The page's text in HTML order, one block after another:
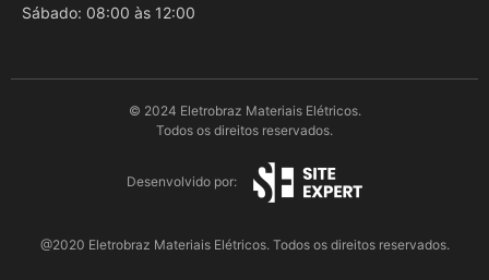
Sábado: 08:00 às 12:00
© 2024 Eletrobraz Materiais Elétricos.
Todos os direitos reservados.
Desenvolvido por:
@2020 Eletrobraz Materiais Elétricos. Todos os direitos reservados.